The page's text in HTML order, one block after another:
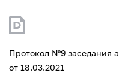
Протокол №9 заседания
от 18.03.2021